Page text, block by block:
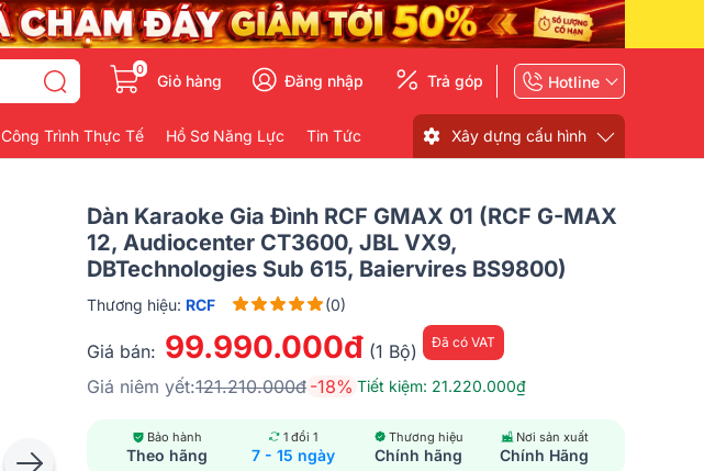
0
Giỏ hàng Đăng nhập Trả góp Hotline
Công Trình Thực Tế Hồ Sơ Năng Lực Tin Tức Xây dựng cấu hình
Dàn Karaoke Gia Đình RCF GMAX 01 (RCF G-MAX
12, Audiocenter CT3600, JBL VX9,
DBTechnologies Sub 615, Baiervires BS9800)
Thương hiệu: RCF (0)
Giá bán: 99.990.000đ (1 Bộ) Đã có VAT
Giá niêm yết:121.210.000đ -18% Tiết kiệm: 21.220.000₫
Bảo hành
Theo hãng
1 đổi 1
7 - 15 ngày
Thương hiệu
Chính hãng
Nơi sản xuất
Chính Hãng